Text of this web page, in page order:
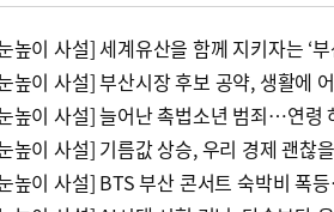
높이 사설] 세계유산을 함께 지키자는 ‘부
높이 사설] 부산시장 후보 공약, 생활에
높이 사설] 늘어난 촉법소년 범죄…연령
높이 사설] 기름값 상승, 우리 경제 괜찮
높이 사설] BTS 부산 콘서트 숙박비 폭